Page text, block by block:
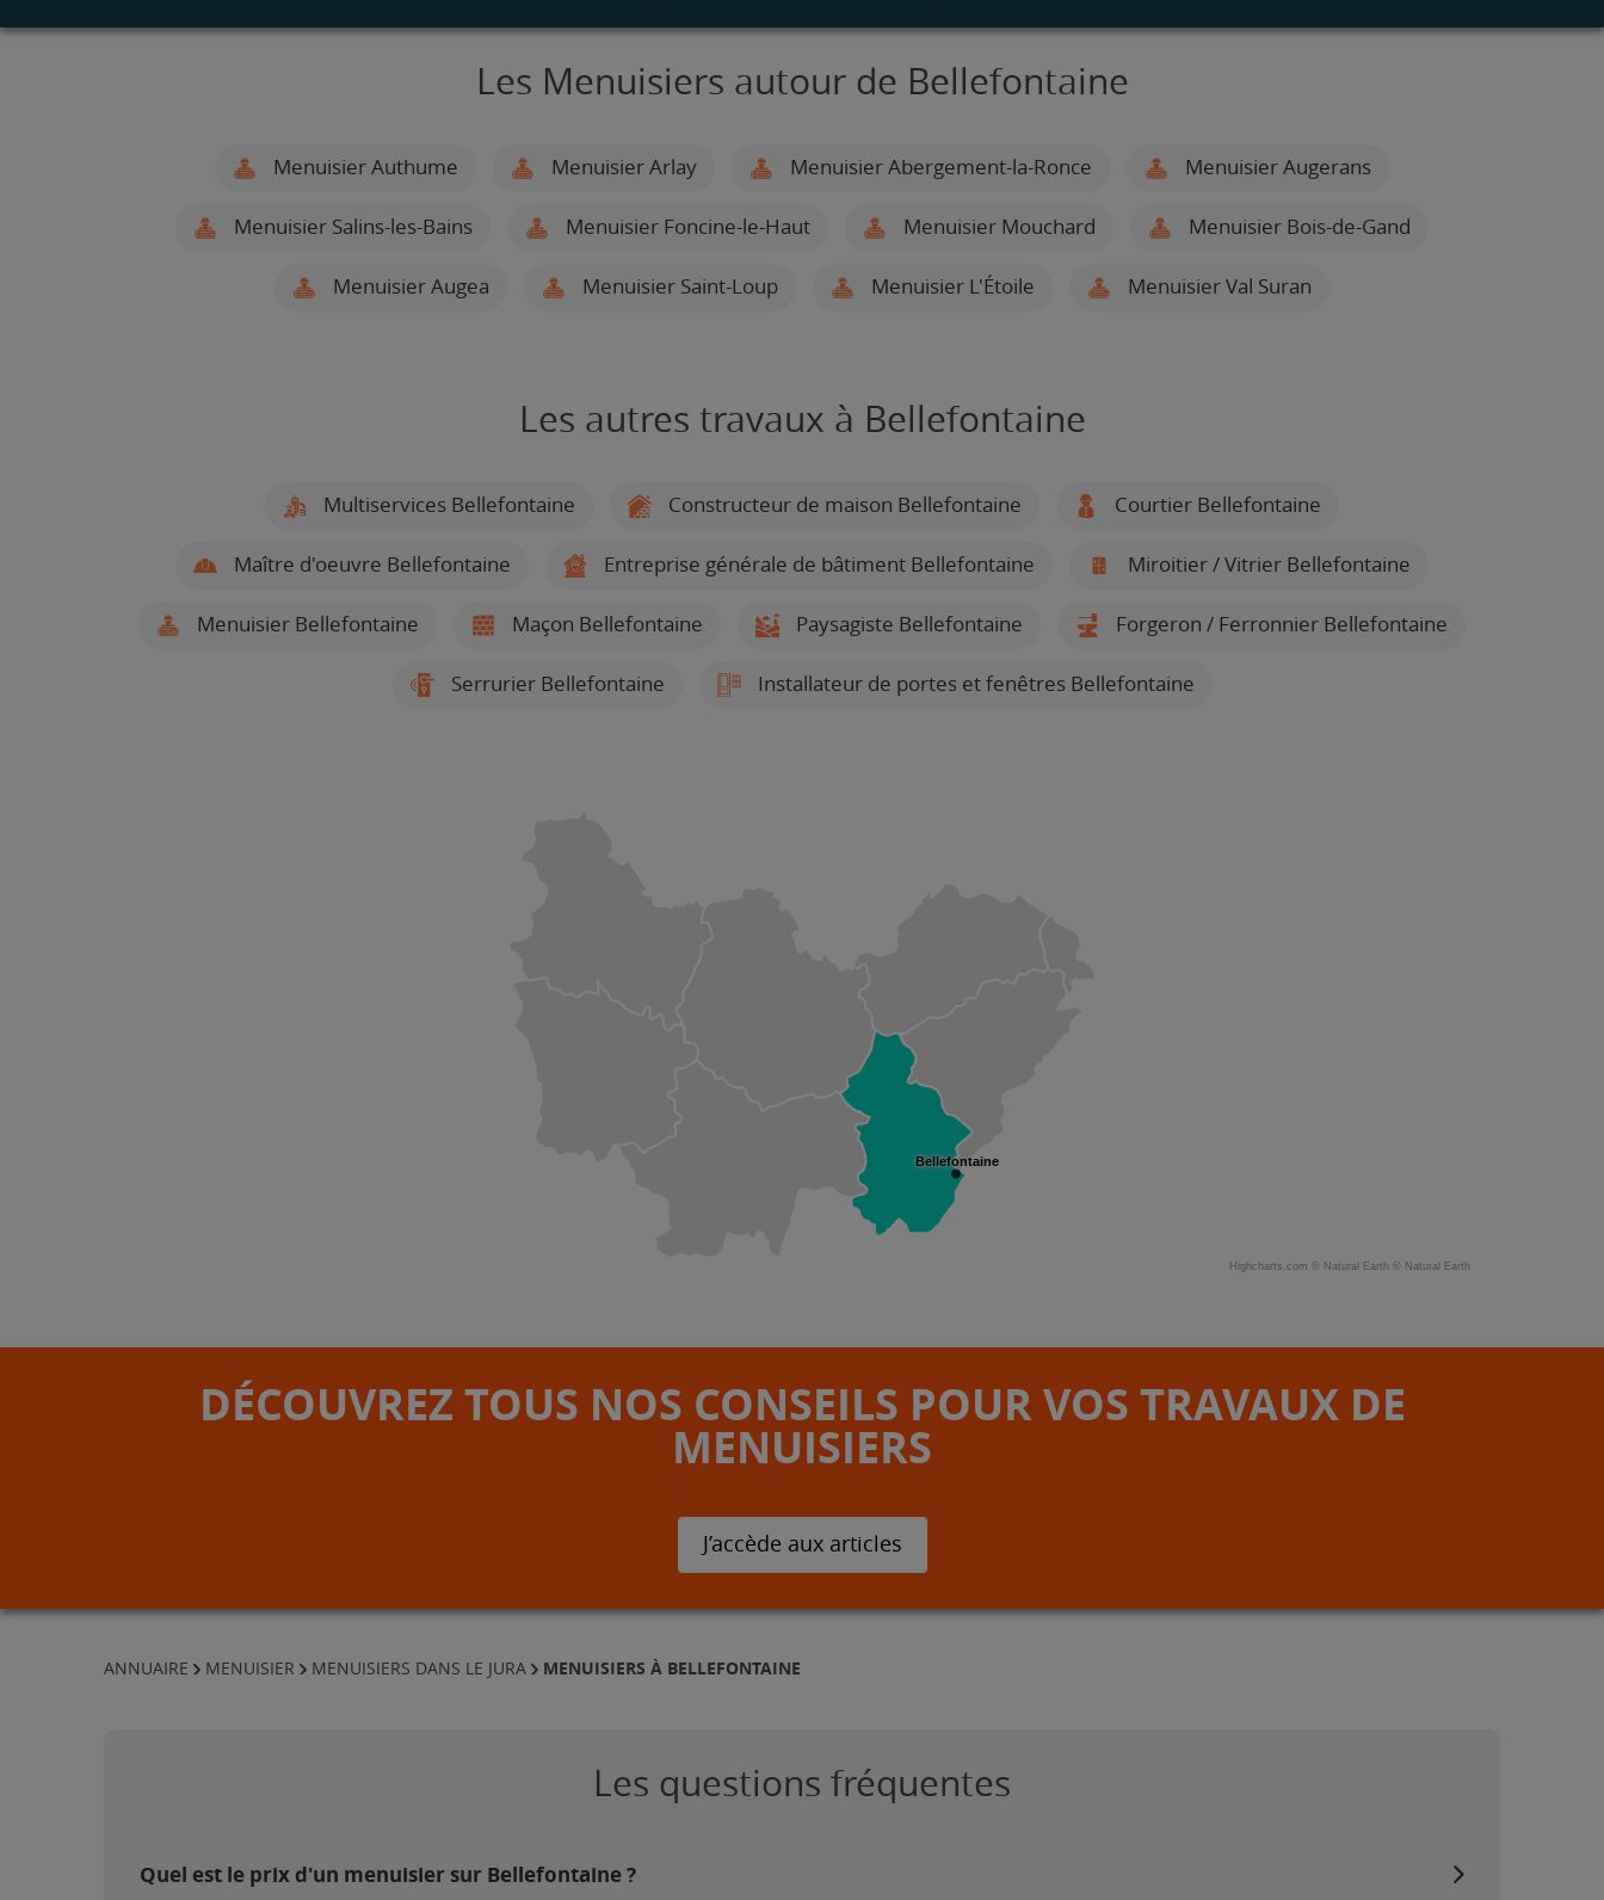
Les Menuisiers autour de Bellefontaine
Menuisier Authume Menuisier Arlay Menuisier Abergement-la-Ronce Menuisier Augerans
Menuisier Salins-les-Bains Menuisier Foncine-le-Haut Menuisier Mouchard Menuisier Bois-de-Gand
Menuisier Augea Menuisier Saint-Loup Menuisier L'Étoile Menuisier Val Suran
Les autres travaux à Bellefontaine
Multiservices Bellefontaine Constructeur de maison Bellefontaine Courtier Bellefontaine
Maître d'oeuvre Bellefontaine Entreprise générale de bâtiment Bellefontaine Miroitier / Vitrier Bellefontaine
Menuisier Bellefontaine Maçon Bellefontaine Paysagiste Bellefontaine Forgeron / Ferronnier Bellefontaine
Serrurier Bellefontaine Installateur de portes et fenêtres Bellefontaine
Bellefontaine
Highcharts.com © Natural Earth © Natural Earth
DÉCOUVREZ TOUS NOS CONSEILS POUR VOS TRAVAUX DE
MENUISIERS
J’accède aux articles
ANNUAIRE MENUISIER MENUISIERS DANS LE JURA MENUISIERS À BELLEFONTAINE
Les questions fréquentes
Quel est le prix d'un menuisier sur Bellefontaine ?